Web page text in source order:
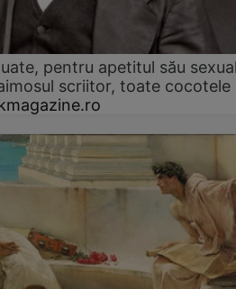
pentru apetitul său
scriitor, toate cocotele